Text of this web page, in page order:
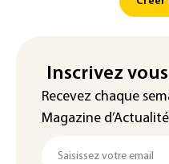
Inscrivez
Recevez chaque
Magazine